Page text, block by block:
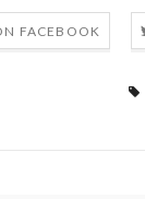
FACEBOOK